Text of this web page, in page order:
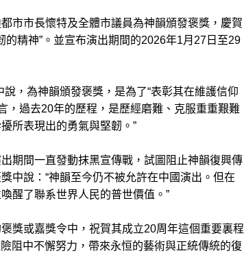
市市長懷特及全體市議員為神韻頒發褒獎，慶賀
精神”。並宣布演出期間的2026年1月27日至29
，為神韻頒發褒獎，是為了“表彰其在維護信仰
，過去20年的歷程，是歷經磨難、克服重重艱難
所表現出的勇氣與堅韌。”
期間一直發動抹黑宣傳戰，試圖阻止神韻復興傳
中說：“神韻至今仍不被允許在中國演出。但在
醒了聯系世界人民的普世價值。”
獎或嘉獎令中，祝賀其成立20周年這個重要裏程
阻中不懈努力，帶來永恒的藝術與正統傳統的復